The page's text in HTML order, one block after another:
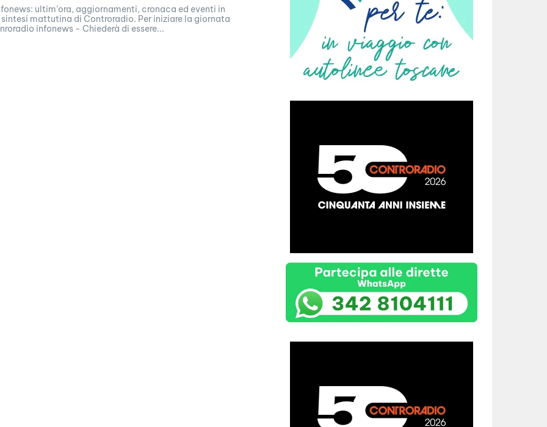
ultim’ora, aggiornamenti, cronaca ed eventi in
mattutina di Controradio. Per iniziare la giornata
Conroradio infonews - Chiederà di essere...